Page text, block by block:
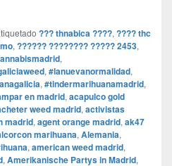
??? thnabica ????, ???? thc
, ?????? ???????? ????? 2453,
,
, #lanuevanormalidad,
, #tindermarihuanamadrid,
en madrid, acapulco gold
weed madrid, activistas
madrid, agent orange madrid, ak47
marihuana, Alemania,
, american weed madrid,
, Amerikanische Partys in Madrid,